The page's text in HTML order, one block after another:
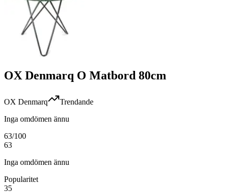
OX Denmarq O Matbord 80cm
OX Denmarq
Trendande
Inga omdömen ännu
63/100
63
Inga omdömen ännu
Popularitet
35